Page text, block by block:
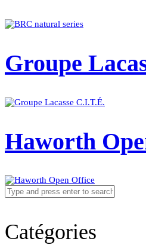
Groupe
Haworth
Catégories